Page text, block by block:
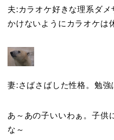
夫:カラオケ好きな理系ダ
かけないようにカラオケは
妻:さばさばした性格。勉
あ～あの子いいわぁ。子供
な～